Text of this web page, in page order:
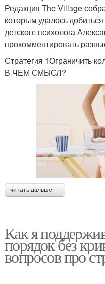
Редакция The Village
которым удалось
детского психолога
прокомментировать
Стратегия 1Ограничить
В ЧЕМ СМЫСЛ?
читать дальше →
Как я
порядок без
вопросов про